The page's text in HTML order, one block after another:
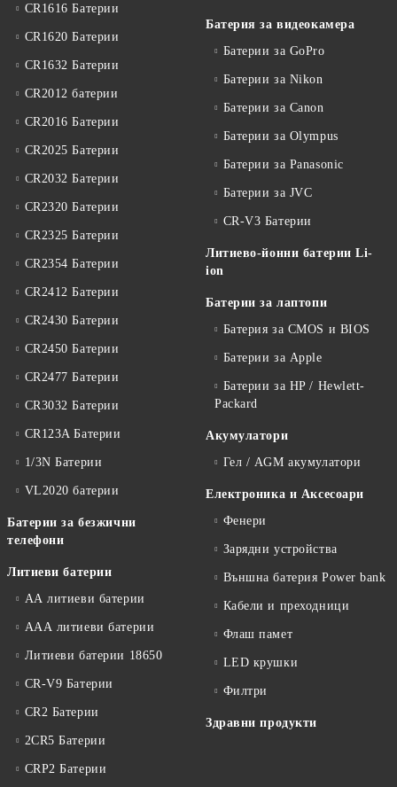
CR1616 Батерии
CR1620 Батерии
CR1632 Батерии
CR2012 батерии
CR2016 Батерии
CR2025 Батерии
CR2032 Батерии
CR2320 Батерии
CR2325 Батерии
CR2354 Батерии
CR2412 Батерии
CR2430 Батерии
CR2450 Батерии
CR2477 Батерии
CR3032 Батерии
CR123A Батерии
1/3N Батерии
VL2020 батерии
Батерии за безжични
телефони
Литиеви батерии
АА литиеви батерии
ААА литиеви батерии
Литиеви батерии 18650
CR-V9 Батерии
CR2 Батерии
2CR5 Батерии
CRP2 Батерии
Батерия за видеокамера
Батерии за GoPro
Батерии за Nikon
Батерии за Canon
Батерии за Olympus
Батерии за Panasonic
Батерии за JVC
CR-V3 Батерии
Литиево-йонни батерии Li-
ion
Батерии за лаптопи
Батерия за CMOS и BIOS
Батерии за Apple
Батерии за HP / Hewlett-
Packard
Акумулатори
Гел / AGM акумулатори
Електроника и Аксесоари
Фенери
Зарядни устройства
Външна батерия Power bank
Кабели и преходници
Флаш памет
LED крушки
Филтри
Здравни продукти